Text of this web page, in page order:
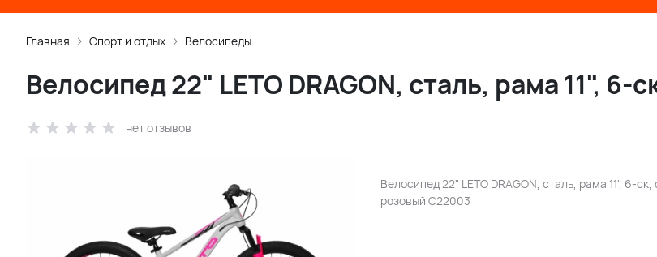
отделка
инженерные
свет
Главная Спорт и отдых Велосипеды
Велосипед 22" LETO DRAGON, сталь, рама 11",
нет отзывов
Велосипед 22" LETO DRAGON, сталь, рама 11", 6-
розовый С22003